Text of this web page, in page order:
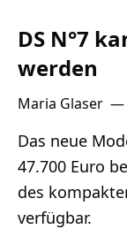
DS N°7
werden
Maria Glaser —
Das neue
47.700 Euro
des
verfügbar.